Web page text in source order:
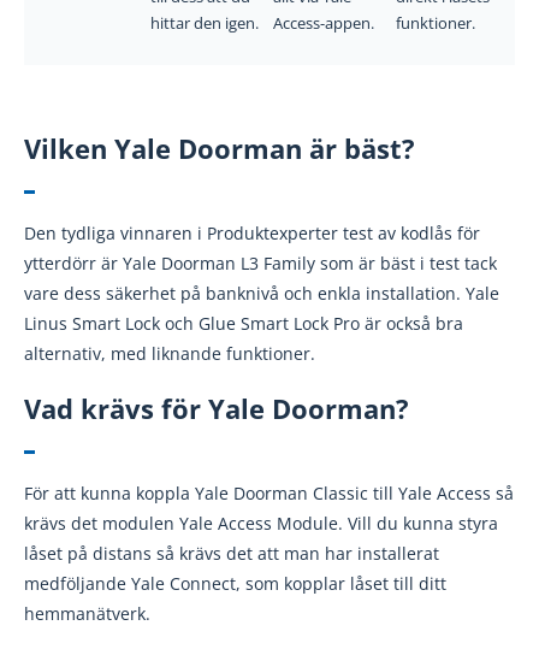
hittar den igen.
Access-appen.
funktioner.
Vilken Yale Doorman är bäst?
Den tydliga vinnaren i Produktexperter test av kodlås för
ytterdörr är Yale Doorman L3 Family som är bäst i test tack
vare dess säkerhet på banknivå och enkla installation. Yale
Linus Smart Lock och Glue Smart Lock Pro är också bra
alternativ, med liknande funktioner.
Vad krävs för Yale Doorman?
För att kunna koppla Yale Doorman Classic till Yale Access så
krävs det modulen Yale Access Module. Vill du kunna styra
låset på distans så krävs det att man har installerat
medföljande Yale Connect, som kopplar låset till ditt
hemmanätverk.